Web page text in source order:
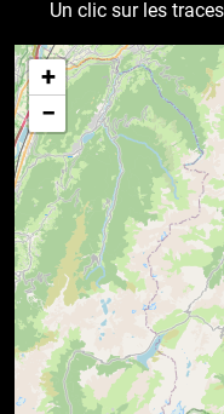
Un clic sur les
+
−